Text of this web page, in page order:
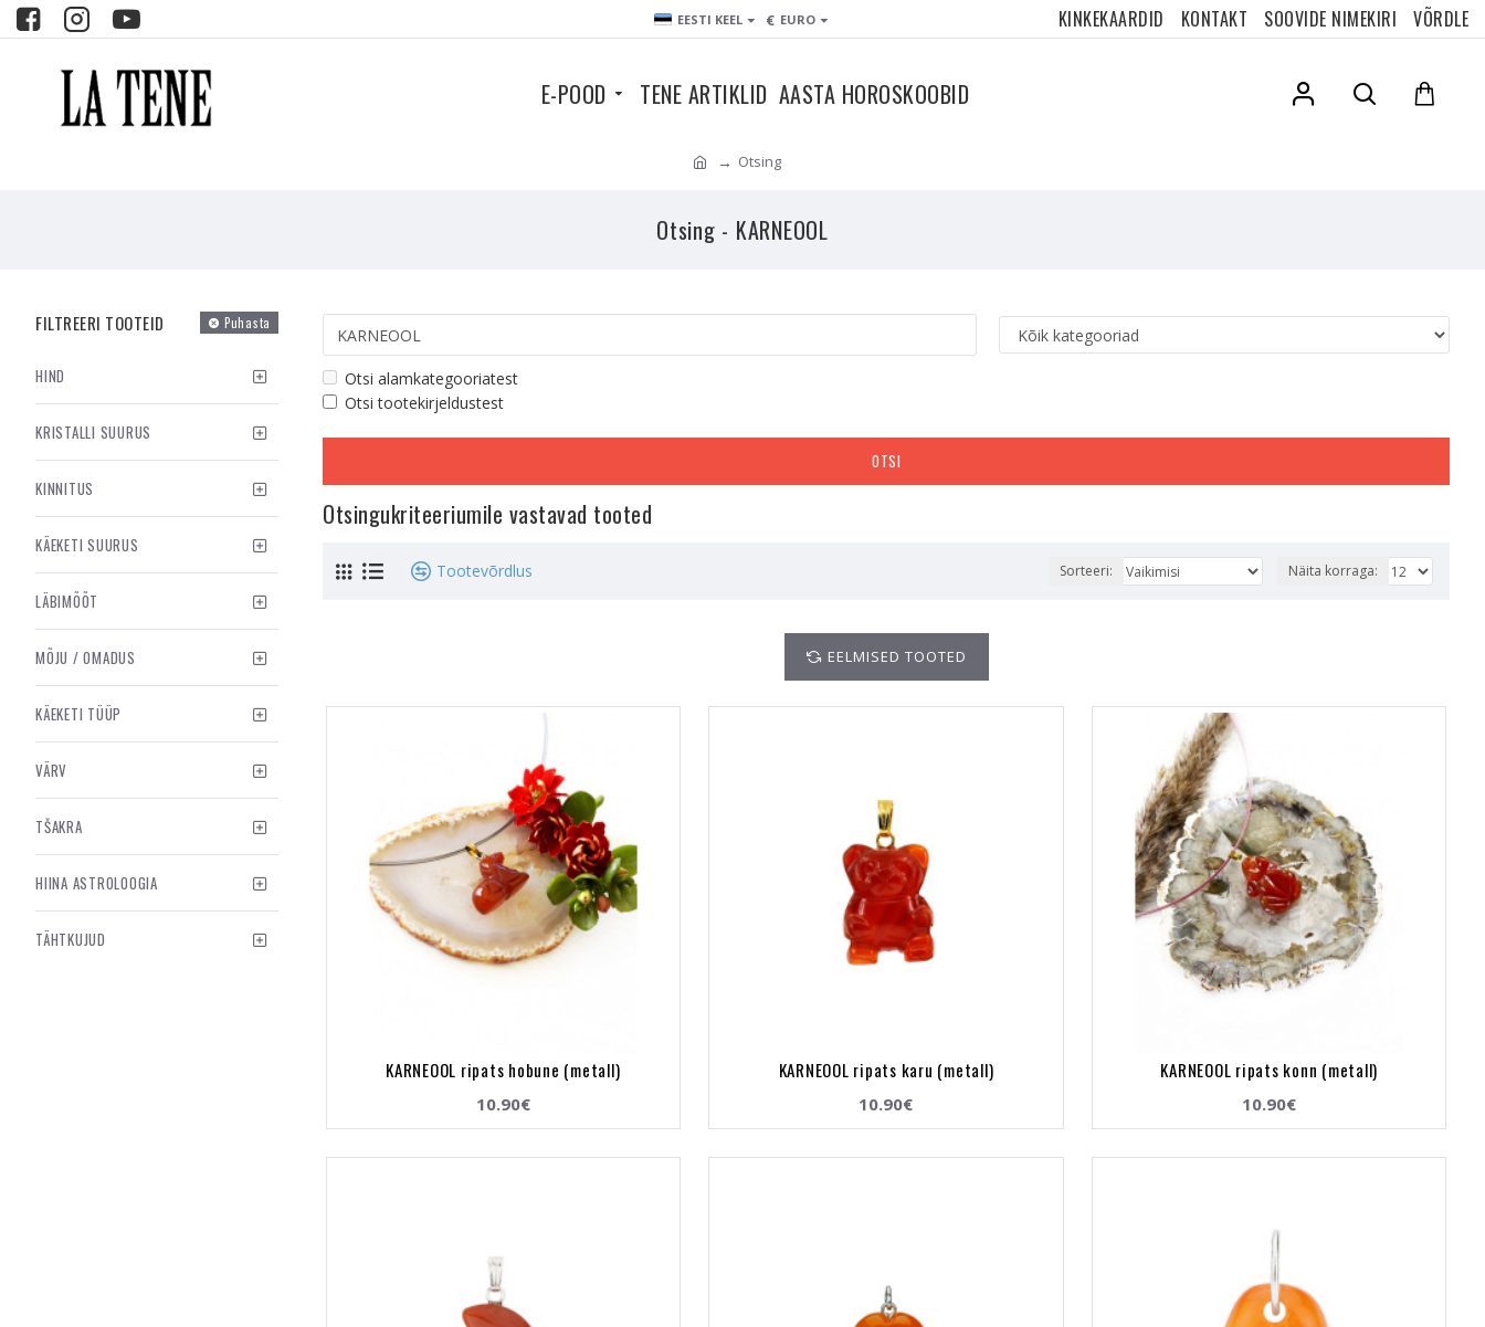
EESTI KEEL € EURO KINKEKAARDID KONTAKT SOOVIDE NIMEKIRI VÕRDLE
E-POOD TENE ARTIKLID AASTA HOROSKOOBID
Otsing
Otsing - KARNEOOL
FILTREERI TOOTEID Puhasta
HIND
KINNITUS
KÄEKETI SUURUS
KRISTALLI SUURUS
LÄBIMÕÕT
MÕJU / OMADUS
KÄEKETI TÜÜP
VÄRV
TÄHTKUJUD
TŠAKRA
HIINA ASTROLOOGIA
Otsi alamkategooriatest
Otsi tootekirjeldustest
OTSI
Otsingukriteeriumile vastavad tooted
Tootevõrdlus Sorteeri: Näita korraga:
EELMISED TOOTED
KARNEOOL ripats hobune (metall)
10.90€
KARNEOOL ripats karu (metall)
10.90€
KARNEOOL ripats konn (metall)
10.90€